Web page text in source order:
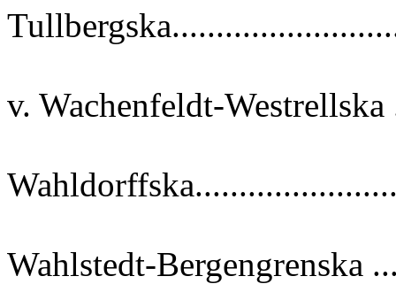
v. Wachenfeldt-
Wahlstedt-Bergengrenska